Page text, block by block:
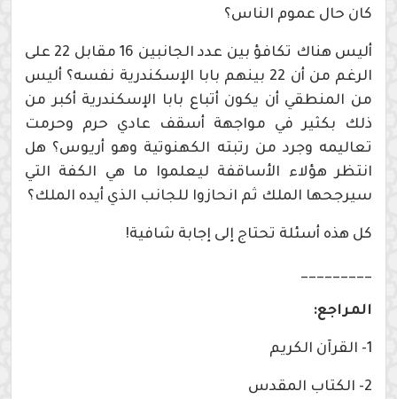
كان حال عموم الناس؟
أليس هناك تكافؤ بين عدد الجانبين 16 مقابل 22 على
الرغم من أن 22 بينهم بابا الإسكندرية نفسه؟ أليس
من المنطقي أن يكون أتباع بابا الإسكندرية أكبر من
ذلك بكثير في مواجهة أسقف عادي حرم وحرمت
تعاليمه وجرد من رتبته الكهنوتية وهو أريوس؟ هل
انتظر هؤلاء الأساقفة ليعلموا ما هي الكفة التي
سيرجحها الملك ثم انحازوا للجانب الذي أيده الملك؟
كل هذه أسئلة تحتاج إلى إجابة شافية!
_________
المراجع:
1- القرآن الكريم
2- الكتاب المقدس